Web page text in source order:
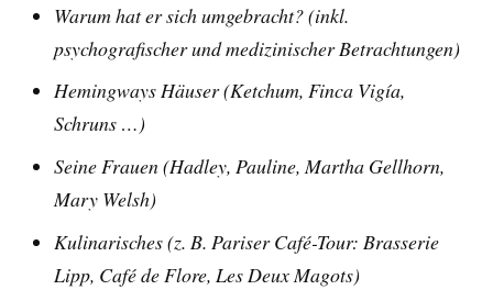
Warum hat er sich umgebracht? (inkl.
psychografischer und medizinischer Betrachtungen)
Hemingways Häuser (Ketchum, Finca Vigía,
Schruns …)
Seine Frauen (Hadley, Pauline, Martha Gellhorn,
Mary Welsh)
Kulinarisches (z. B. Pariser Café-Tour: Brasserie
Lipp, Café de Flore, Les Deux Magots)